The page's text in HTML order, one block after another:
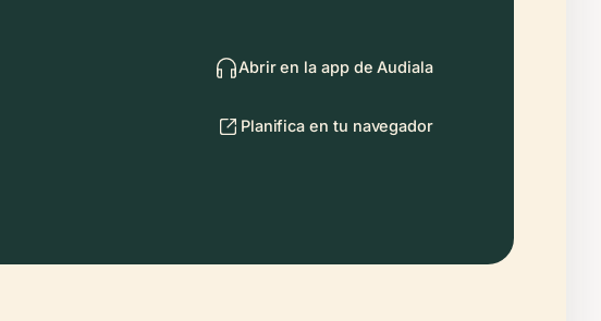
Abrir en la app de Audiala
Planifica en tu navegador